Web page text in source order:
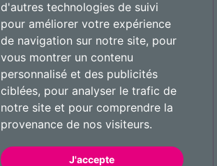
d'autres technologies de suivi
pour améliorer votre expérience
de navigation sur notre site, pour
vous montrer un contenu
personnalisé et des publicités
ciblées, pour analyser le trafic de
notre site et pour comprendre la
provenance de nos visiteurs.
J'accepte